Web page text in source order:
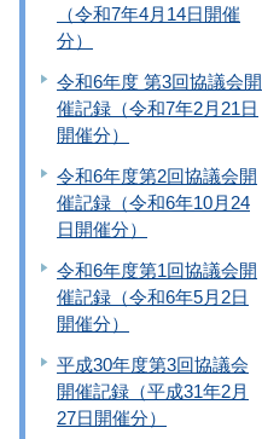
（令和7年4月14日開催
分）
令和6年度 第3回協議会開
催記録（令和7年2月21日
開催分）
令和6年度第2回協議会開
催記録（令和6年10月24
日開催分）
令和6年度第1回協議会開
催記録（令和6年5月2日
開催分）
平成30年度第3回協議会
開催記録（平成31年2月
27日開催分）